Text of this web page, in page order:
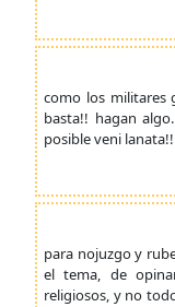
como los militares
basta!! hagan
posible veni lanata!!
para nojuzgo y
el tema, de
religiosos, y no